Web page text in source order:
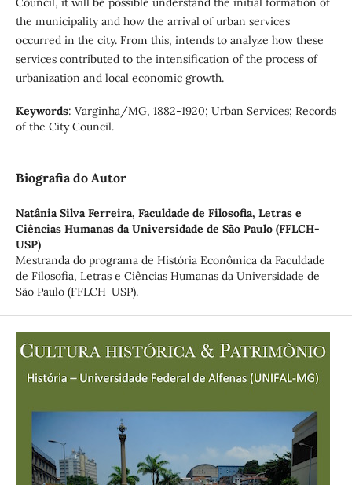
the municipality and how the arrival of urban services
occurred in the city. From this, intends to analyze how these
services contributed to the intensification of the process of
urbanization and local economic growth.
Keywords: Varginha/MG, 1882-1920; Urban Services; Records
of the City Council.
Biografia do Autor
Natânia Silva Ferreira, Faculdade de Filosofia, Letras e
Ciências Humanas da Universidade de São Paulo (FFLCH-
USP)
Mestranda do programa de História Econômica da Faculdade
de Filosofia, Letras e Ciências Humanas da Universidade de
São Paulo (FFLCH-USP).